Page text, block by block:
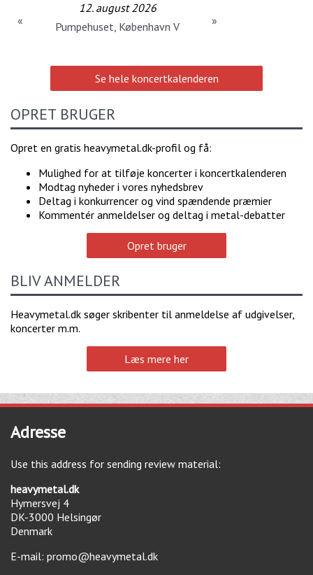
12. august 2026
Pumpehuset, København V
« »
Se hele koncertkalenderen
OPRET BRUGER
Opret en gratis heavymetal.dk-profil og få:
Mulighed for at tilføje koncerter i koncertkalenderen
Modtag nyheder i vores nyhedsbrev
Deltag i konkurrencer og vind spændende præmier
Kommentér anmeldelser og deltag i metal-debatter
Opret bruger
BLIV ANMELDER
Heavymetal.dk søger skribenter til anmeldelse af udgivelser,
koncerter m.m.
Læs mere her
Adresse
Use this address for sending review material:
heavymetal.dk
Hymersvej 4
DK-3000 Helsingør
Denmark
E-mail: promo@heavymetal.dk